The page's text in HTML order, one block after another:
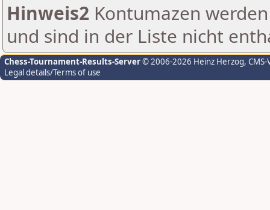
Hinweis2 Kontumazen
und sind in der Liste nicht
Chess-Tournament-Results-Server© 2006-2026 Heinz Herzog,
Legal details/Terms of use